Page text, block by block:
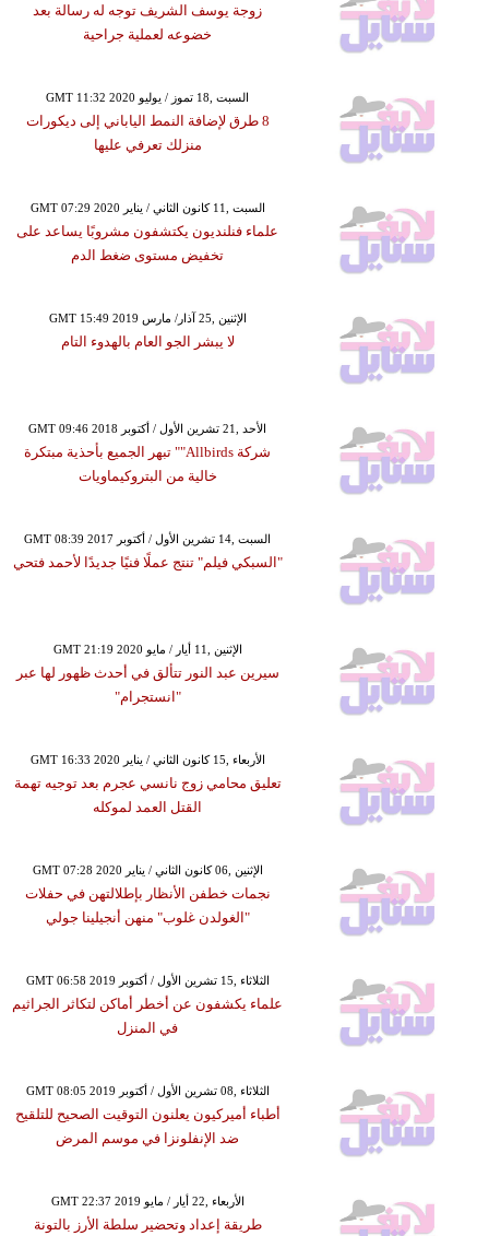
زوجة يوسف الشريف توجه له رسالة بعد
خضوعه لعملية جراحية
GMT 11:32 2020 السبت ,18 تموز / يوليو
8 طرق لإضافة النمط الياباني إلى ديكورات
منزلك تعرفي عليها
GMT 07:29 2020 السبت ,11 كانون الثاني / يناير
علماء فنلنديون يكتشفون مشروبًا يساعد على
تخفيض مستوى ضغط الدم
GMT 15:49 2019 الإثنين ,25 آذار/ مارس
لا يبشر الجو العام بالهدوء التام
GMT 09:46 2018 الأحد ,21 تشرين الأول / أكتوبر
شركة Allbirds"" تبهر الجميع بأحذية مبتكرة
خالية من البتروكيماويات
GMT 08:39 2017 السبت ,14 تشرين الأول / أكتوبر
"السبكي فيلم" تنتج عملًا فنيًا جديدًا لأحمد فتحي
GMT 21:19 2020 الإثنين ,11 أيار / مايو
سيرين عبد النور تتألق في أحدث ظهور لها عبر
"انستجرام"
GMT 16:33 2020 الأربعاء ,15 كانون الثاني / يناير
تعليق محامي زوج نانسي عجرم بعد توجيه تهمة
القتل العمد لموكله
GMT 07:28 2020 الإثنين ,06 كانون الثاني / يناير
نجمات خطفن الأنظار بإطلالتهن في حفلات
"الغولدن غلوب" منهن أنجيلينا جولي
GMT 06:58 2019 الثلاثاء ,15 تشرين الأول / أكتوبر
علماء يكشفون عن أخطر أماكن لتكاثر الجراثيم
في المنزل
GMT 08:05 2019 الثلاثاء ,08 تشرين الأول / أكتوبر
أطباء أميركيون يعلنون التوقيت الصحيح للتلقيح
ضد الإنفلونزا في موسم المرض
GMT 22:37 2019 الأربعاء ,22 أيار / مايو
طريقة إعداد وتحضير سلطة الأرز بالتونة